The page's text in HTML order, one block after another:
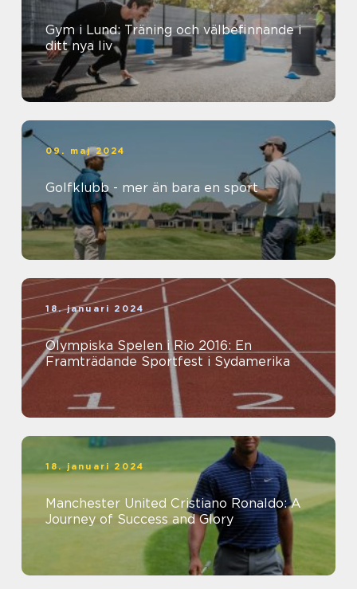
Gym i Lund: Träning och välbefinnande i
ditt nya liv
09. maj 2024
Golfklubb - mer än bara en sport
18. januari 2024
Olympiska Spelen i Rio 2016: En
Framträdande Sportfest i Sydamerika
18. januari 2024
Manchester United Cristiano Ronaldo: A
Journey of Success and Glory